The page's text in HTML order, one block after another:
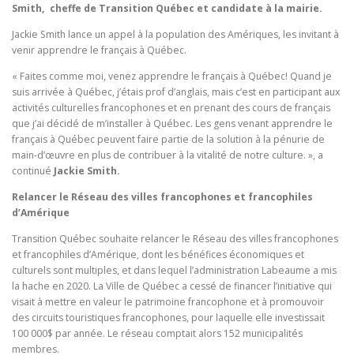
Smith, cheffe de Transition Québec et candidate à la mairie.
Jackie Smith lance un appel à la population des Amériques, les invitant à
venir apprendre le français à Québec.
« Faites comme moi, venez apprendre le français à Québec! Quand je
suis arrivée à Québec, j’étais prof d’anglais, mais c’est en participant aux
activités culturelles francophones et en prenant des cours de français
que j’ai décidé de m’installer à Québec. Les gens venant apprendre le
français à Québec peuvent faire partie de la solution à la pénurie de
main-d’œuvre en plus de contribuer à la vitalité de notre culture. », a
continué Jackie Smith.
Relancer le Réseau des villes francophones et francophiles
d’Amérique
Transition Québec souhaite relancer le Réseau des villes francophones
et francophiles d’Amérique, dont les bénéfices économiques et
culturels sont multiples, et dans lequel l’administration Labeaume a mis
la hache en 2020. La Ville de Québec a cessé de financer l’initiative qui
visait à mettre en valeur le patrimoine francophone et à promouvoir
des circuits touristiques francophones, pour laquelle elle investissait
100 000$ par année. Le réseau comptait alors 152 municipalités
membres.